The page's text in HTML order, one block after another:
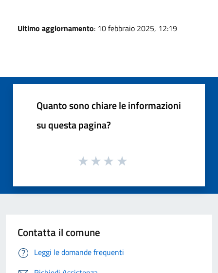
Ultimo aggiornamento: 10 febbraio 2025, 12:19
Quanto sono chiare le informazioni
su questa pagina?
Contatta il comune
Leggi le domande frequenti